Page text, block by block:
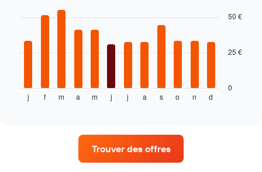
dessous
indique
j f m a m j j a s o n d
0
25 €
50 €
Trouver des offres